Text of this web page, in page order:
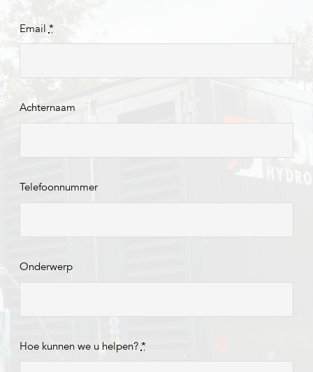
Email *
Achternaam
Telefoonnummer
Onderwerp
Hoe kunnen we u helpen? *